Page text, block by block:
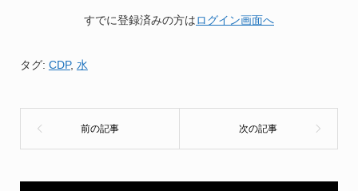
すでに登録済みの方はログイン画面へ
タグ: CDP, 水